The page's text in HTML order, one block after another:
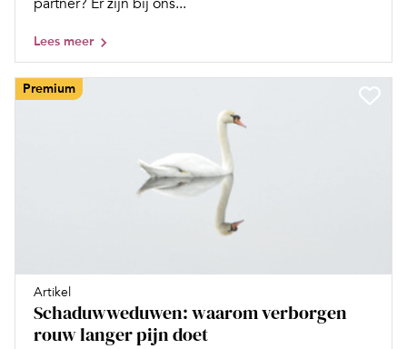
Lees meer
Premium
Artikel
Schaduwweduwen: waarom verborgen
rouw langer pijn doet